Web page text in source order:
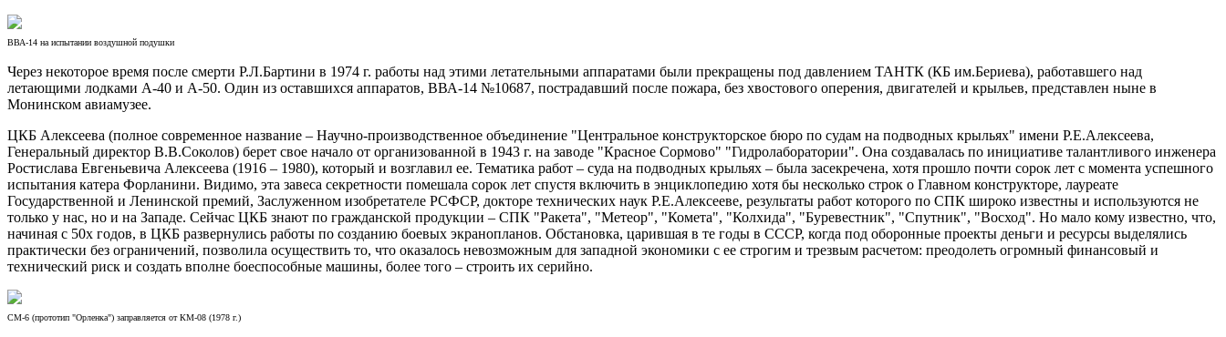
ВВА-14 на испытании воздушной подушки
Через некоторое время после смерти Р.Л.Бартини в 1974 г. работы над этими летательными аппаратами были прекращены под давлением ТАНТК (КБ им.Бериева), работавшего над
летающими лодками А-40 и А-50. Один из оставшихся аппаратов, ВВА-14 №10687, пострадавший после пожара, без хвостового оперения, двигателей и крыльев, представлен ныне в
Монинском авиамузее.
ЦКБ Алексеева (полное современное название – Научно-производственное объединение "Центральное конструкторское бюро по судам на подводных крыльях" имени Р.Е.Алексеева,
Генеральный директор В.В.Соколов) берет свое начало от организованной в 1943 г. на заводе "Красное Сормово" "Гидролаборатории". Она создавалась по инициативе талантливого инженера
Ростислава Евгеньевича Алексеева (1916 – 1980), который и возглавил ее. Тематика работ – суда на подводных крыльях – была засекречена, хотя прошло почти сорок лет с момента успешного
испытания катера Форланини. Видимо, эта завеса секретности помешала сорок лет спустя включить в энциклопедию хотя бы несколько строк о Главном конструкторе, лауреате
Государственной и Ленинской премий, Заслуженном изобретателе РСФСР, докторе технических наук Р.Е.Алексееве, результаты работ которого по СПК широко известны и используются не
только у нас, но и на Западе. Сейчас ЦКБ знают по гражданской продукции – СПК "Ракета", "Метеор", "Комета", "Колхида", "Буревестник", "Спутник", "Восход". Но мало кому известно, что,
начиная с 50х годов, в ЦКБ развернулись работы по созданию боевых экранопланов. Обстановка, царившая в те годы в СССР, когда под оборонные проекты деньги и ресурсы выделялись
практически без ограничений, позволила осуществить то, что оказалось невозможным для западной экономики с ее строгим и трезвым расчетом: преодолеть огромный финансовый и
технический риск и создать вполне боеспособные машины, более того – строить их серийно.
СМ-6 (прототип "Орленка") заправляется от КМ-08 (1978 г.)